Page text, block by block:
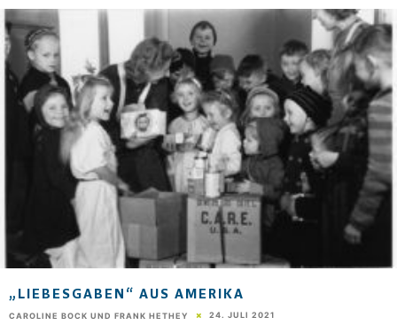
„LIEBESGABEN“ AUS AMERIKA
CAROLINE BOCK UND FRANK HETHEY 24. JULI 2021